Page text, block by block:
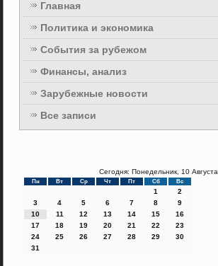
Главная
Политика и экономика
События за рубежом
Финансы, анализ
Зарубежные новости
Все записи
Сегодня: Понедельник, 10 Августа
Пн Вт Ср Чт Пт Сб Вс
1
2
3
4 5 6 7 8
9
10
11 12 13 14 15
16
17
18 19 20 21 22
23
24
25 26 27 28 29
30
31